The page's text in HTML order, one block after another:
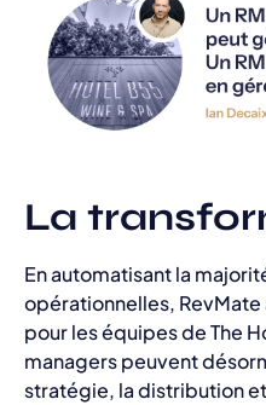
La
En automatisant la
opérationnelles,
pour les équipes de The
managers peuvent
stratégie, la distribution